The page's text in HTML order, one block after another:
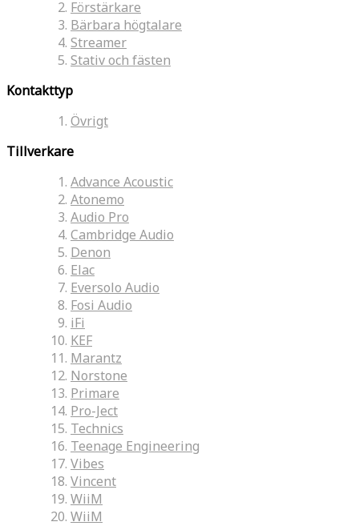
Förstärkare
Bärbara högtalare
Streamer
Stativ och fästen
Kontakttyp
Övrigt
Tillverkare
Advance Acoustic
Atonemo
Audio Pro
Cambridge Audio
Denon
Elac
Eversolo Audio
Fosi Audio
iFi
KEF
Marantz
Norstone
Primare
Pro-Ject
Technics
Teenage Engineering
Vibes
Vincent
WiiM
WiiM